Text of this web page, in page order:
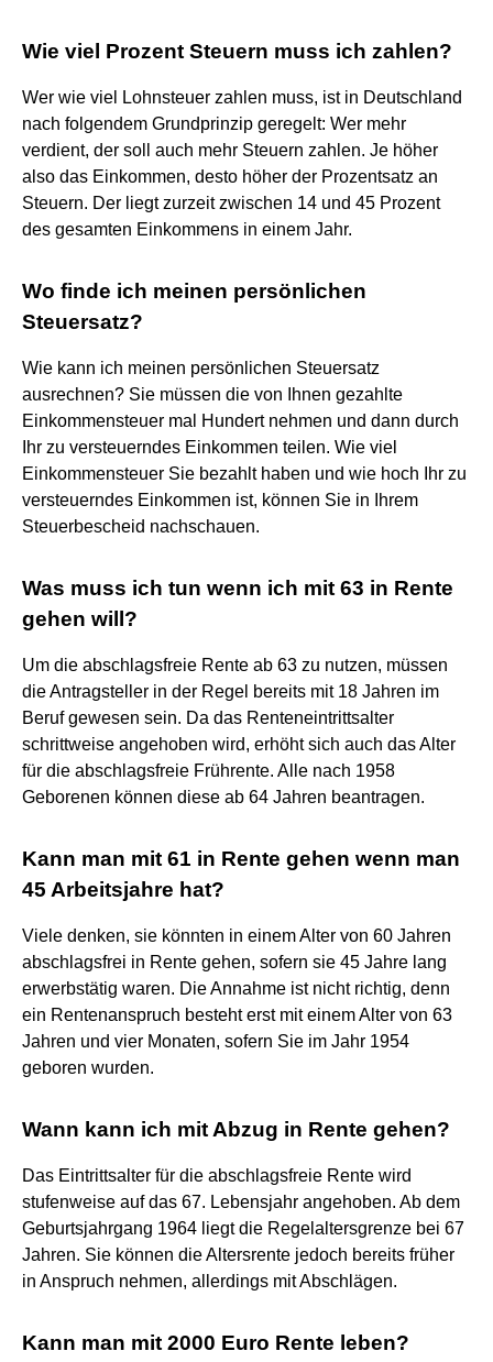
Wie viel Prozent Steuern muss ich zahlen?
Wer wie viel Lohnsteuer zahlen muss, ist in Deutschland
nach folgendem Grundprinzip geregelt: Wer mehr
verdient, der soll auch mehr Steuern zahlen. Je höher
also das Einkommen, desto höher der Prozentsatz an
Steuern. Der liegt zurzeit zwischen 14 und 45 Prozent
des gesamten Einkommens in einem Jahr.
Wo finde ich meinen persönlichen
Steuersatz?
Wie kann ich meinen persönlichen Steuersatz
ausrechnen? Sie müssen die von Ihnen gezahlte
Einkommensteuer mal Hundert nehmen und dann durch
Ihr zu versteuerndes Einkommen teilen. Wie viel
Einkommensteuer Sie bezahlt haben und wie hoch Ihr zu
versteuerndes Einkommen ist, können Sie in Ihrem
Steuerbescheid nachschauen.
Was muss ich tun wenn ich mit 63 in Rente
gehen will?
Um die abschlagsfreie Rente ab 63 zu nutzen, müssen
die Antragsteller in der Regel bereits mit 18 Jahren im
Beruf gewesen sein. Da das Renteneintrittsalter
schrittweise angehoben wird, erhöht sich auch das Alter
für die abschlagsfreie Frührente. Alle nach 1958
Geborenen können diese ab 64 Jahren beantragen.
Kann man mit 61 in Rente gehen wenn man
45 Arbeitsjahre hat?
Viele denken, sie könnten in einem Alter von 60 Jahren
abschlagsfrei in Rente gehen, sofern sie 45 Jahre lang
erwerbstätig waren. Die Annahme ist nicht richtig, denn
ein Rentenanspruch besteht erst mit einem Alter von 63
Jahren und vier Monaten, sofern Sie im Jahr 1954
geboren wurden.
Wann kann ich mit Abzug in Rente gehen?
Das Eintrittsalter für die abschlagsfreie Rente wird
stufenweise auf das 67. Lebensjahr angehoben. Ab dem
Geburtsjahrgang 1964 liegt die Regelaltersgrenze bei 67
Jahren. Sie können die Altersrente jedoch bereits früher
in Anspruch nehmen, allerdings mit Abschlägen.
Kann man mit 2000 Euro Rente leben?